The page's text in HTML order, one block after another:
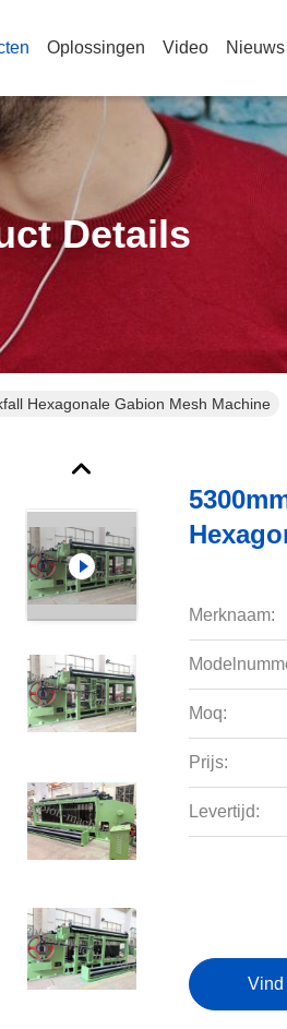
Oplossingen Video Nieuws
Details
Hexagonale Gabion Mesh Machine
Merknaam:
Moq:
Prijs:
Levertijd:
Vind